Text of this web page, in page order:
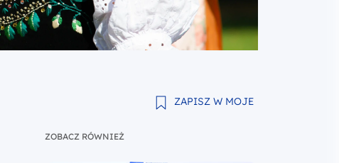
ZAPISZ W MOJE
ZOBACZ RÓWNIEŻ